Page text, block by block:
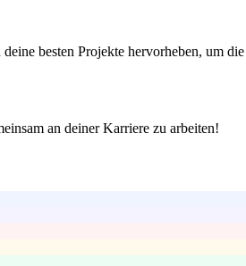
besten Projekte hervorheben, um die
an deiner Karriere zu arbeiten!